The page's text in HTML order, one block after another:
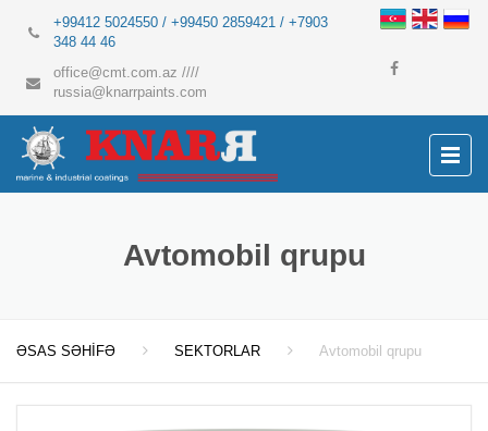
+99412 5024550 / +99450 2859421 / +7903
348 44 46
office@cmt.com.az ////
russia@knarrpaints.com
Avtomobil qrupu
ƏSAS SƏHİFƏ SEKTORLAR Avtomobil qrupu